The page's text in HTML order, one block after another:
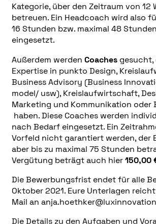
Kategorie, über den Zeitraum von 12
betreuen. Ein Headcoach wird also
16 Stunden bzw. maximal 48
eingesetzt.
Außerdem werden Coaches gesucht,
Expertise in punkto Design,
Business Advisory (Business
model/ usw), Kreislaufwirtschaft,
Marketing und Kommunikation oder
haben. Diese Coaches werden
nach Bedarf eingesetzt. Ein
Vorfeld nicht garantiert werden, der
aber bis zu maximal 75 Stunden
Vergütung beträgt auch hier150,00
Die Bewerbungsfrist endet für alle
Oktober 2021. Eure Unterlagen
Mail an
Die Details zu den Aufgaben und